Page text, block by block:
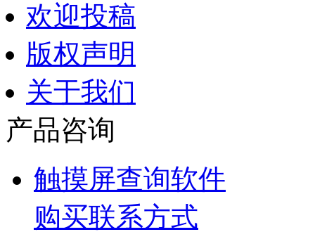
欢迎投稿
版权声明
关于我们
产品咨询
触摸屏查询软件
购买联系方式